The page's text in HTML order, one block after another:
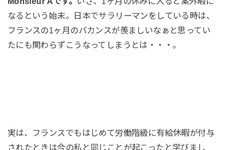
なるという始末。日本でサラリーマンをしている時は、
フランスの1ヶ月のバカンスが羨ましいなぁと思ってい
たにも関わらずこうなってしまうとは・・・。
実は、フランスでもはじめて労働階級に有給休暇が付与
されたときは今の私と同じことが起こったと学びまし